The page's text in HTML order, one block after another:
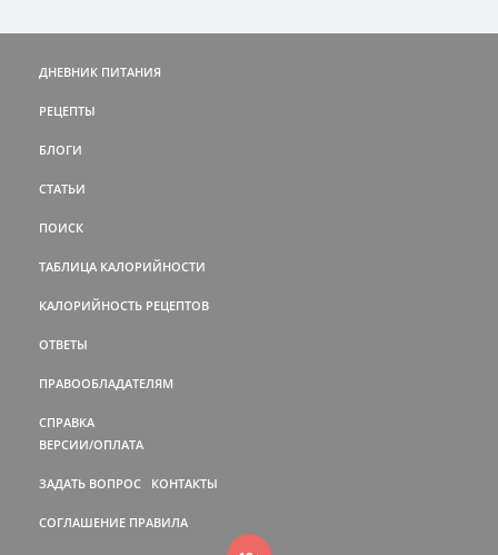
ДНЕВНИК ПИТАНИЯ
РЕЦЕПТЫ
БЛОГИ
СТАТЬИ
ПОИСК
ТАБЛИЦА КАЛОРИЙНОСТИ
КАЛОРИЙНОСТЬ РЕЦЕПТОВ
ОТВЕТЫ
ПРАВООБЛАДАТЕЛЯМ
СПРАВКА
ВЕРСИИ/ОПЛАТА
ЗАДАТЬ ВОПРОС КОНТАКТЫ
СОГЛАШЕНИЕ ПРАВИЛА